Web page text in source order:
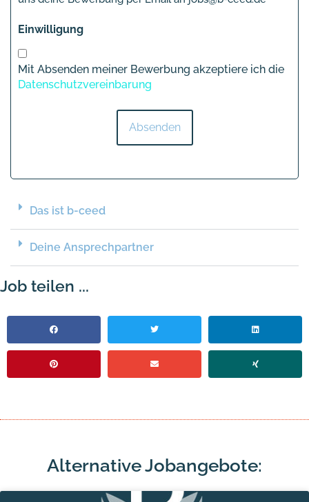
Einwilligung
Mit Absenden meiner Bewerbung akzeptiere ich die
Datenschutzvereinbarung
Das ist b-ceed
Deine Ansprechpartner
Job teilen ...
Alternative Jobangebote: